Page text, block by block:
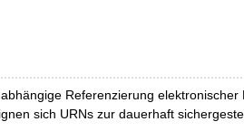
Referenzierung elektronischer
sich URNs zur dauerhaft